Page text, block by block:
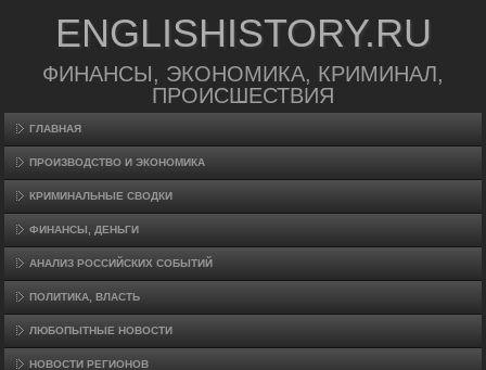
ENGLISHISTORY.RU
ФИНАНСЫ, ЭКОНОМИКА, КРИМИНАЛ,
ПРОИСШЕСТВИЯ
ГЛАВНАЯ
ПРОИЗВΟДСТВО И ЭКОНОМИКА
КРИМИНАЛЬНЫЕ СВОДКИ
ФИНАНСЫ, ДЕНЬГИ
АНАЛИЗ РОССИЙСКИХ СОБЫТИЙ
ПОЛИТИКА, ВЛАСТЬ
ЛЮБОПЫТНЫЕ НОВОСТИ
НОВОСТИ РЕГИОНОВ